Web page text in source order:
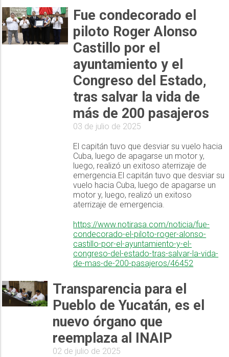
Fue condecorado el
piloto Roger Alonso
Castillo por el
ayuntamiento y el
Congreso del Estado,
tras salvar la vida de
más de 200 pasajeros
03 de julio de 2025
El capitán tuvo que desviar su vuelo hacia
Cuba, luego de apagarse un motor y,
luego, realizó un exitoso aterrizaje de
emergencia.El capitán tuvo que desviar su
vuelo hacia Cuba, luego de apagarse un
motor y, luego, realizó un exitoso
aterrizaje de emergencia.
https://www.notirasa.com/noticia/fue-
condecorado-el-piloto-roger-alonso-
castillo-por-el-ayuntamiento-y-el-
congreso-del-estado-tras-salvar-la-vida-
de-mas-de-200-pasajeros/46452
Transparencia para el
Pueblo de Yucatán, es el
nuevo órgano que
reemplaza al INAIP
02 de julio de 2025